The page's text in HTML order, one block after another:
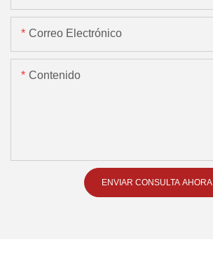
Correo Electrónico
Contenido
ENVIAR CONSULTA AHORA